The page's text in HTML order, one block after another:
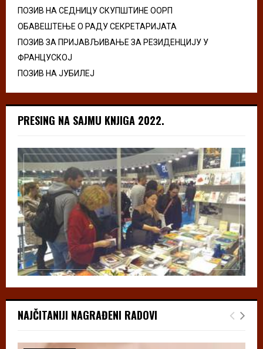
ПОЗИВ НА СЕДНИЦУ СКУПШТИНЕ ООРП
ОБАВЕШТЕЊЕ О РАДУ СЕКРЕТАРИЈАТА
ПОЗИВ ЗА ПРИЈАВЉИВАЊЕ ЗА РЕЗИДЕНЦИЈУ У
ФРАНЦУСКОЈ
ПОЗИВ НА ЈУБИЛЕЈ
PRESING NA SAJMU KNJIGA 2022.
NAJČITANIJI NAGRAĐENI RADOVI